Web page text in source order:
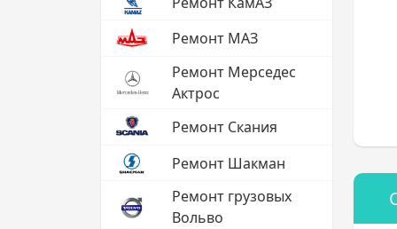
Ремонт МАЗ
Ремонт Мерседес
Актрос
Ремонт Скания
Ремонт Шакман
Ремонт грузовых
Вольво